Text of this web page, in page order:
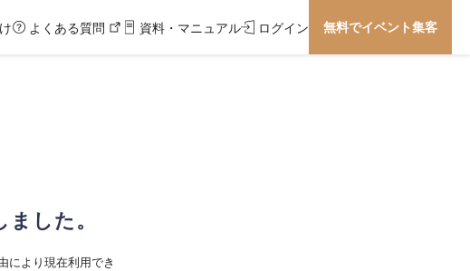
よくある質問 資料・マニュアル ログイン 無料でイベント集客
した。
により現在利用でき